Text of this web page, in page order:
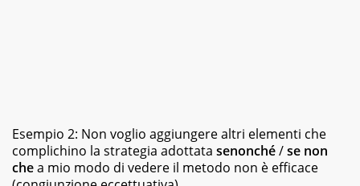
Esempio 2: Non voglio aggiungere altri elementi che
complichino la strategia adottata senonché/se non
chea mio modo di vedere il metodo non è efficace